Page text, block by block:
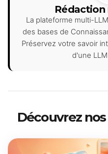
La plateforme multi-
des bases de
Préservez votre savoir
d'une
Découvrez